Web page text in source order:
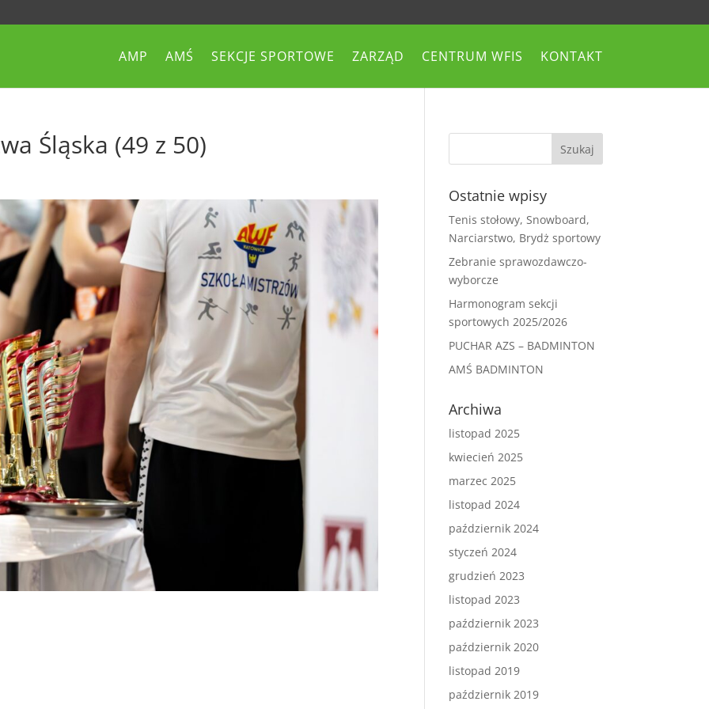
AMP AMŚ SEKCJE SPORTOWE ZARZĄD CENTRUM WFIS KONTAKT
Śląska (49 z 50)
Ostatnie wpisy
Tenis stołowy, Snowboard,
Narciarstwo, Brydż sportowy
Zebranie sprawozdawczo-
wyborcze
Harmonogram sekcji
sportowych 2025/2026
PUCHAR AZS – BADMINTON
AMŚ BADMINTON
Archiwa
listopad 2025
kwiecień 2025
marzec 2025
listopad 2024
październik 2024
styczeń 2024
grudzień 2023
listopad 2023
październik 2023
październik 2020
listopad 2019
październik 2019